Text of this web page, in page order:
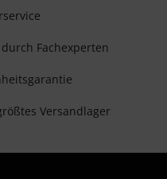
Fachexperten
Versandlager